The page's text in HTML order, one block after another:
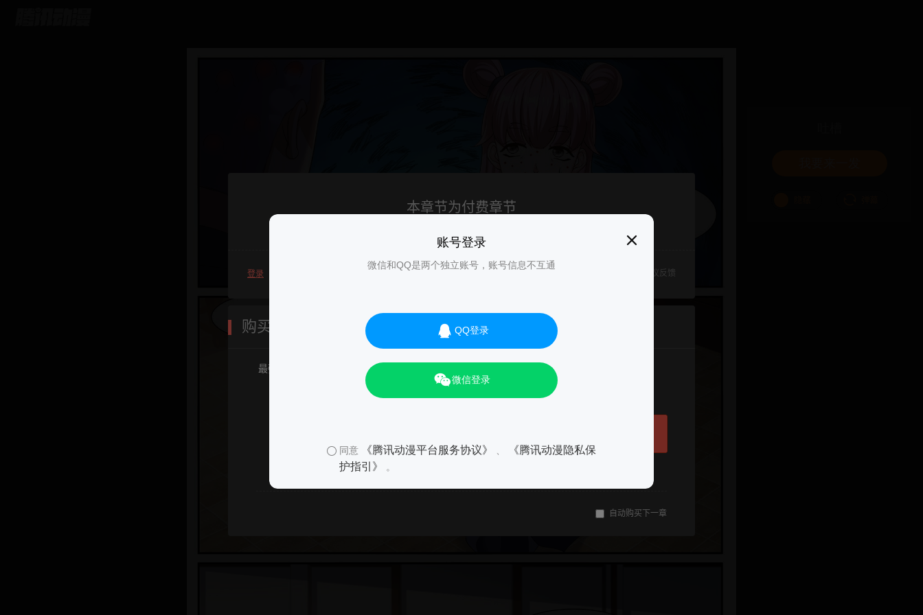
账号登录
微信和QQ是两个独立账号，账号信息不互通
QQ登录
微信登录
同意 《腾讯动漫平台服务协议》
《腾讯动漫隐私保
护指引》
。